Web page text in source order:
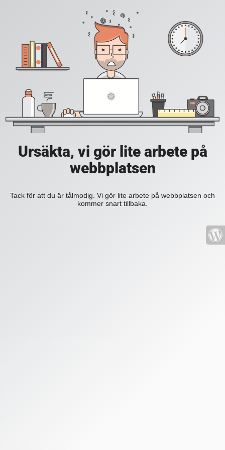
Ursäkta, vi gör lite arbete på
webbplatsen
Tack för att du är tålmodig. Vi gör lite arbete på webbplatsen och
kommer snart tillbaka.